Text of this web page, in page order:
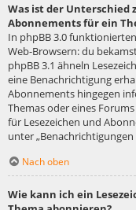
Was ist der Unterschied
Abonnements für ein
In phpBB 3.0
Web-Browsern: du
phpBB 3.1 ähneln
eine Benachrichtigung
Abonnements hingegen
Themas oder eines
für Lesezeichen und
unter
Nach oben
Wie kann ich ein